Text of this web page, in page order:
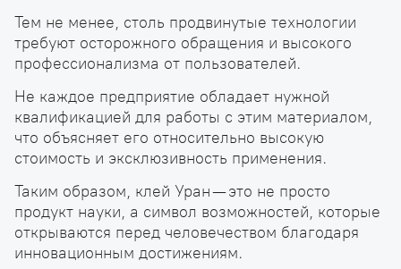
Тем не менее, столь продвинутые технологии
требуют осторожного обращения и высокого
профессионализма от пользователей.
Не каждое предприятие обладает нужной
квалификацией для работы с этим материалом,
что объясняет его относительно высокую
стоимость и эксклюзивность применения.
Таким образом, клей Уран — это не просто
продукт науки, а символ возможностей, которые
открываются перед человечеством благодаря
инновационным достижениям.